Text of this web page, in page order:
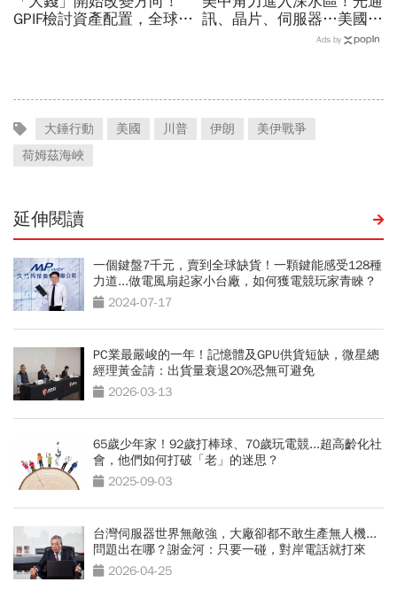
GPIF檢討資產配置，全球資 訊、晶片、伺服器…美國制
裁加碼，謝金河示警台灣
Ads by
大錘行動 美國 川普 伊朗
美伊戰爭
荷姆茲海峽
延伸閱讀
一個鍵盤7千元，賣到全球缺貨！一顆鍵能感受128種
力道...做電風扇起家小台廠，如何獲電競玩家青睞？
2024-07-17
PC業最嚴峻的一年！記憶體及GPU供貨短缺，微星總
經理黃金請：出貨量衰退20%恐無可避免
2026-03-13
65歲少年家！92歲打棒球、70歲玩電競...超高齡化社
會，他們如何打破「老」的迷思？
2025-09-03
台灣伺服器世界無敵強，大廠卻都不敢生產無人機...
問題出在哪？謝金河：只要一碰，對岸電話就打來
2026-04-25